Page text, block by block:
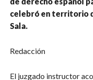
celebró en territorio
Sala.
Redacción
El juzgado instructor